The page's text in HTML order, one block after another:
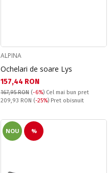
ALPINA
Ochelari de soare Lys
Текуща цена:
157,44 RON
167,95 RON (-6%) Cel mai bun pret
Pret obisnuit:
209,93 RON (-25%) Pret obisnuit
NOU %